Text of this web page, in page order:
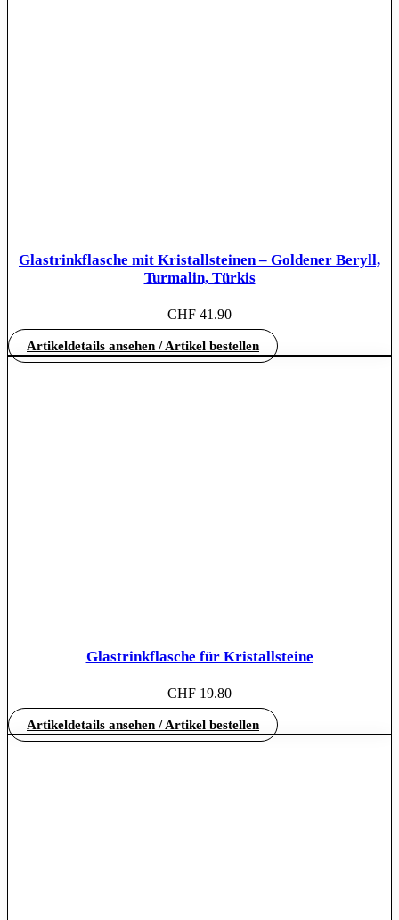
Glastrinkflasche mit Kristallsteinen – Goldener Beryll,
Turmalin, Türkis
CHF 41.90
Artikeldetails ansehen / Artikel bestellen
Glastrinkflasche für Kristallsteine
CHF 19.80
Artikeldetails ansehen / Artikel bestellen